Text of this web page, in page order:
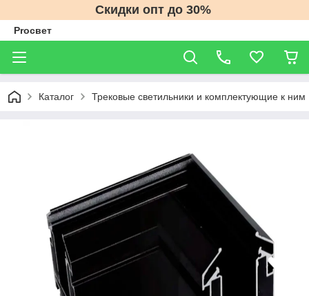
Скидки опт до 30%
Proсвет
Каталог Трековые светильники и комплектующие к ним